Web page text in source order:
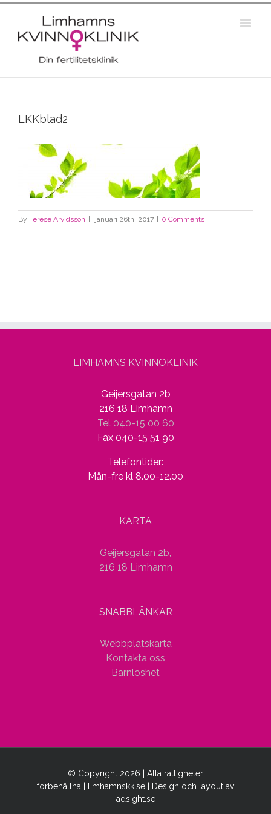
LKKblad2
By Terese Arvidsson januari 26th, 2017 0 Comments
LIMHAMNS KVINNOKLINIK
Geijersgatan 2b
216 18 Limhamn
Tel 040-15 00 60
Fax 040-15 51 90
Telefontider:
Mån-fre kl 8.00-12.00
KARTA
Geijersgatan 2b,
216 18 Limhamn
SNABBLÄNKAR
Webbplatskarta
Kontakta oss
Barnlöshet
© Copyright 2026 | Alla rättigheter
förbehållna | limhamnskk.se | Design och layout av
adsight.se